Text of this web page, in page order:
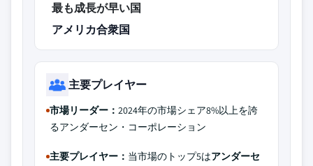
最も成長が早い国
アメリカ合衆国
主要プレイヤー
市場リーダー： 2024年の市場シェア8%以上を誇
るアンダーセン・コーポレーション
主要プレイヤー： 当市場のトップ5はアンダーセ